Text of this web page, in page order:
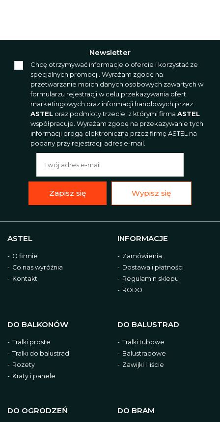
ASTEL
O firmie
Co nas wyróżnia
Kontakt
INFORMACJE
Zamówienia
Dostawa i płatności
Regulamin sklepu
RODO
DO BALKONÓW
Tralki proste
Tralki do balustrad
Rozety
Kraty i panele
DO BALUSTRAD
Tralki tubowe
Balustradowe
Zawijki i liście
DO OGRODZEŃ DO BRAM
Newsletter
Chcę otrzymywać informacje o ofercie i korzystać ze
specjalnych promocji. Wyrażam zgodę na
przetwarzanie moich danych osobowych zawartych w
formularzu rejestracji w celu przekazywania ofert
marketingowych oraz informacji handlowych przez
ASTEL oraz podmioty trzecie, z którymi firma ASTEL
współpracuje. Wyrażam zgodę na przekazywanie tych
informacji drogą elektroniczną przez firmę ASTEL na
podany przy rejestracji adres e-mail.
Zapisz się Wypisz się